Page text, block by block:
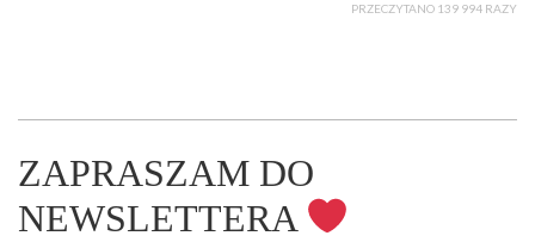
PRZECZYTANO 139 994 RAZY
ZAPRASZAM DO
NEWSLETTERA